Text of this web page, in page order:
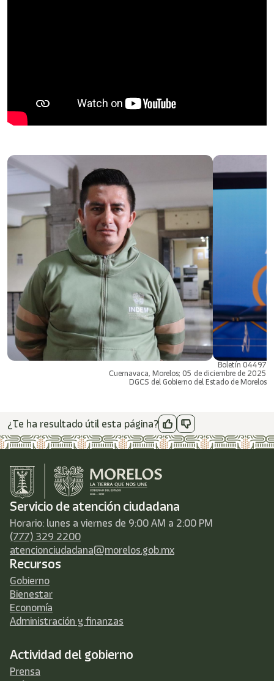
Boletín 04497
Cuernavaca, Morelos; 05 de diciembre de 2025
DGCS del Gobierno del Estado de Morelos
¿Te ha resultado útil esta página?
Servicio de atención ciudadana
Horario: lunes a viernes de 9:00 AM a 2:00 PM
(777) 329 2200
atencionciudadana@morelos.gob.mx
Recursos
Gobierno
Bienestar
Economía
Administración y finanzas
Actividad del gobierno
Prensa